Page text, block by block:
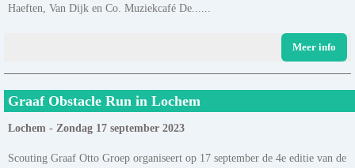
Haeften, Van Dijk en Co. Muziekcafé De......
Meer info
Graaf Obstacle Run in Lochem
Lochem - Zondag 17 september 2023
Scouting Graaf Otto Groep organiseert op 17 september de 4e editie van de